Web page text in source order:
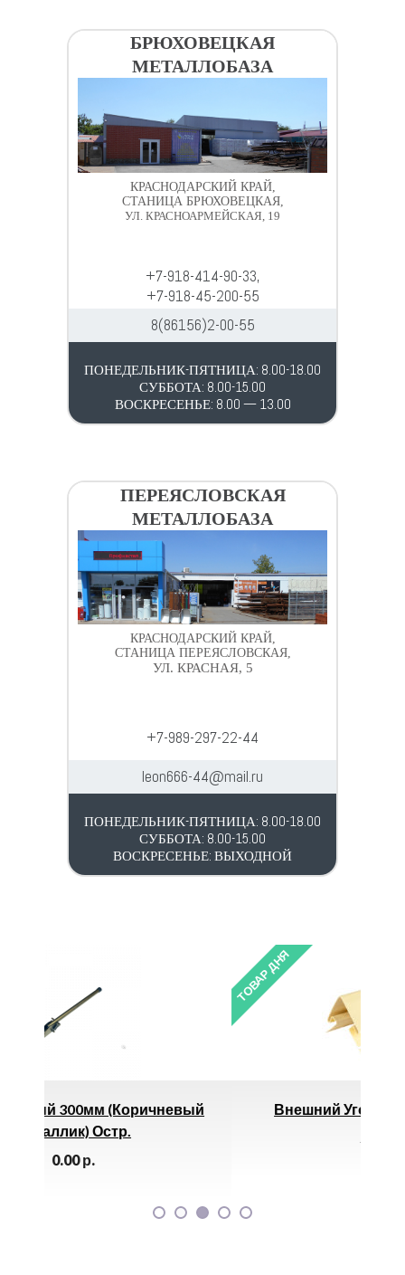
БРЮХОВЕЦКАЯ
МЕТАЛЛОБАЗА
КРАСНОДАРСКИЙ КРАЙ,
СТАНИЦА БРЮХОВЕЦКАЯ,
УЛ. КРАСНОАРМЕЙСКАЯ, 19
+7-918-414-90-33,
+7-918-45-200-55
8(86156)2-00-55
ПОНЕДЕЛЬНИК-ПЯТНИЦА: 8.00-18.00
СУББОТА: 8.00-15.00
ВОСКРЕСЕНЬЕ: 8.00 — 13.00
ПЕРЕЯСЛОВСКАЯ
МЕТАЛЛОБАЗА
КРАСНОДАРСКИЙ КРАЙ,
СТАНИЦА ПЕРЕЯСЛОВСКАЯ,
УЛ. КРАСНАЯ, 5
+7-989-297-22-44
leon666-44@mail.ru
ПОНЕДЕЛЬНИК-ПЯТНИЦА: 8.00-18.00
СУББОТА: 8.00-15.00
ВОСКРЕСЕНЬЕ: ВЫХОДНОЙ
ТОВАР ДНЯ
Внешний Угол (3050 Мм) Лимон *